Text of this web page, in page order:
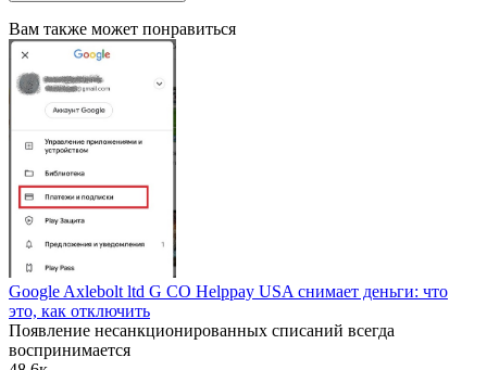
Вам также может понравиться
Google Axlebolt ltd G CO Helppay USA снимает деньги: что
это, как отключить
Появление несанкционированных списаний всегда
воспринимается